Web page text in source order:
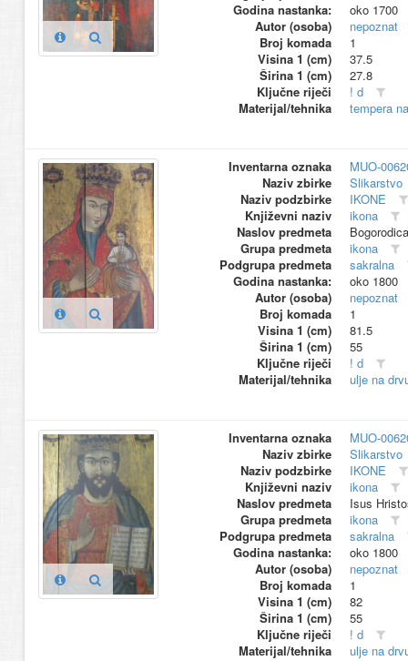
Godina nastanka:
oko 1700
Autor (osoba)
nepoznat
Broj komada
1
Visina 1 (cm)
37.5
Širina 1 (cm)
27.8
Ključne riječi
! d
Materijal/tehnika
tempera
Inventarna oznaka
MUO-
Naziv zbirke
Slikarstvo
Naziv podzbirke
IKONE
Književni naziv
ikona
Naslov predmeta
Grupa predmeta
ikona
Podgrupa predmeta
sakralna
Godina nastanka:
oko 1800
Autor (osoba)
nepoznat
Broj komada
1
Visina 1 (cm)
81.5
Širina 1 (cm)
55
Ključne riječi
! d
Materijal/tehnika
ulje na
Inventarna oznaka
MUO-
Naziv zbirke
Slikarstvo
Naziv podzbirke
IKONE
Književni naziv
ikona
Naslov predmeta
Isus
Grupa predmeta
ikona
Podgrupa predmeta
sakralna
Godina nastanka:
oko 1800
Autor (osoba)
nepoznat
Broj komada
1
Visina 1 (cm)
82
Širina 1 (cm)
55
Ključne riječi
! d
Materijal/tehnika
ulje na